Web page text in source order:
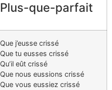
Plus-que-parfait
Que j’eusse crissé
Que tu eusses crissé
Qu’il eût crissé
Que nous eussions crissé
Que vous eussiez crissé